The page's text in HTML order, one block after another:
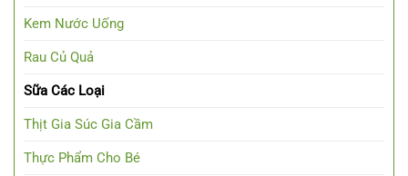
Kem Nước Uống
Rau Củ Quả
Sữa Các Loại
Thịt Gia Súc Gia Cầm
Thực Phẩm Cho Bé